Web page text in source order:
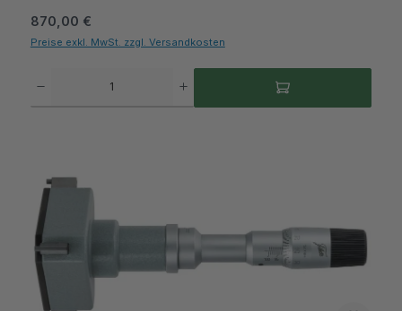
Regulärer Preis:
870,00 €
Preise exkl. MwSt. zzgl. Versandkosten